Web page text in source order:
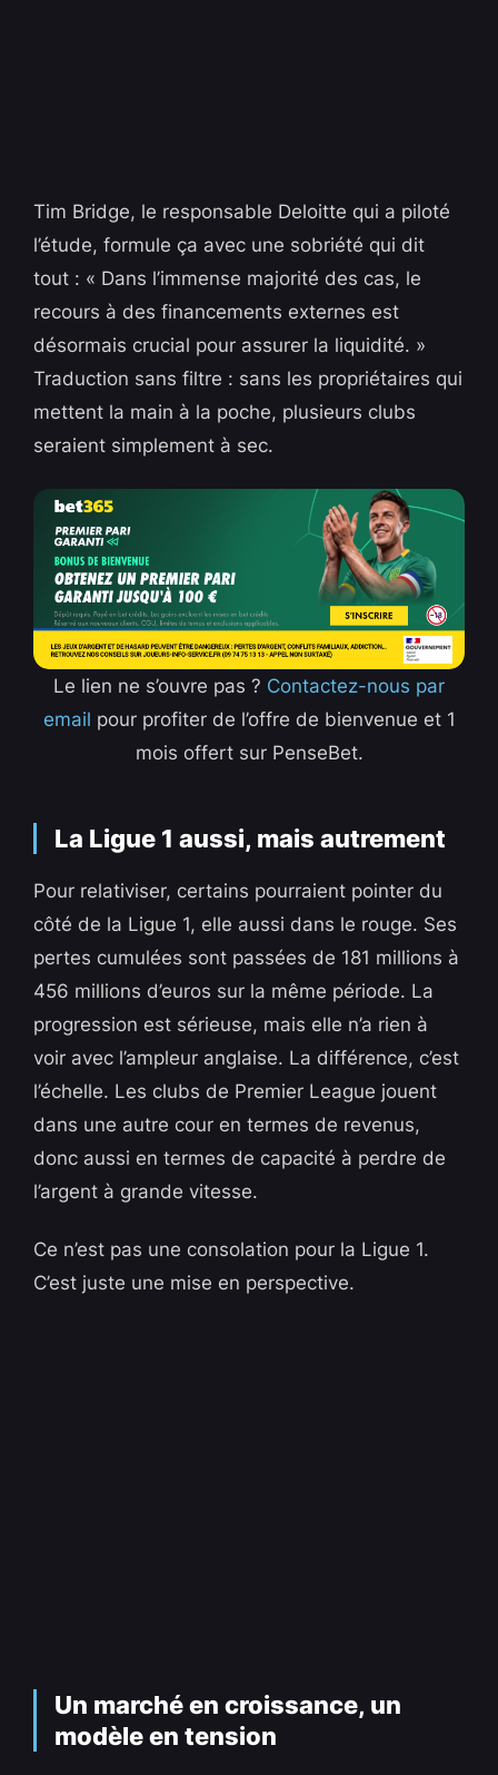
Tim Bridge, le responsable Deloitte qui a piloté
l’étude, formule ça avec une sobriété qui dit
tout : « Dans l’immense majorité des cas, le
recours à des financements externes est
désormais crucial pour assurer la liquidité. »
Traduction sans filtre : sans les propriétaires qui
mettent la main à la poche, plusieurs clubs
seraient simplement à sec.
Le lien ne s’ouvre pas ? Contactez-nous par
email pour profiter de l’offre de bienvenue et 1
mois offert sur PenseBet.
La Ligue 1 aussi, mais autrement
Pour relativiser, certains pourraient pointer du
côté de la Ligue 1, elle aussi dans le rouge. Ses
pertes cumulées sont passées de 181 millions à
456 millions d’euros sur la même période. La
progression est sérieuse, mais elle n’a rien à
voir avec l’ampleur anglaise. La différence, c’est
l’échelle. Les clubs de Premier League jouent
dans une autre cour en termes de revenus,
donc aussi en termes de capacité à perdre de
l’argent à grande vitesse.
Ce n’est pas une consolation pour la Ligue 1.
C’est juste une mise en perspective.
Un marché en croissance, un
modèle en tension